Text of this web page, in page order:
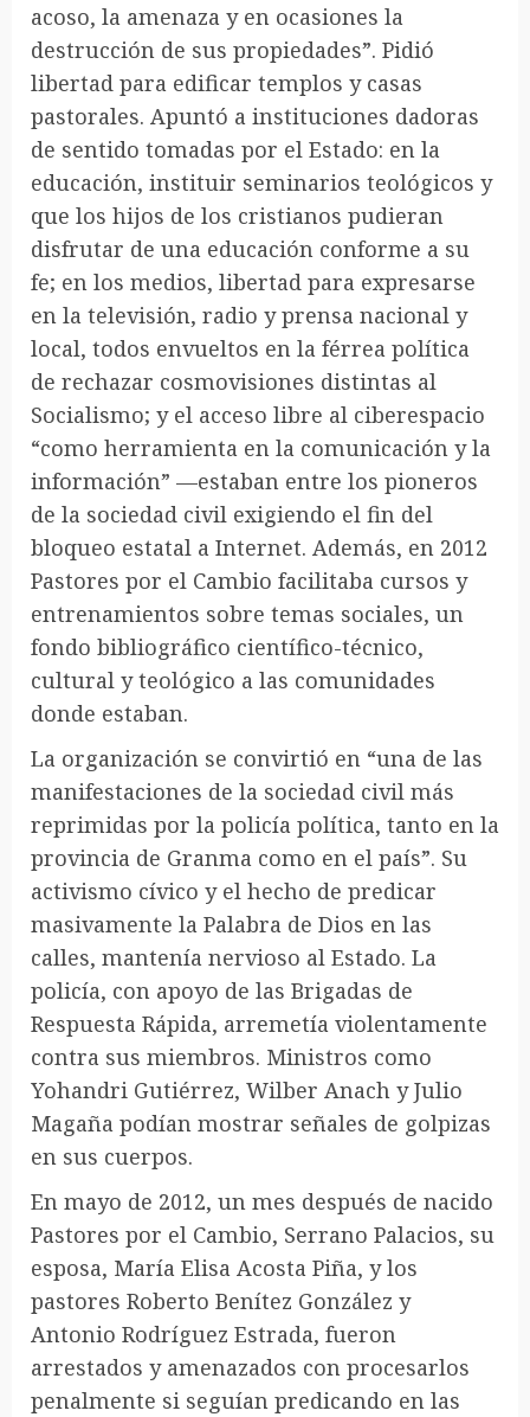
acoso, la amenaza y en ocasiones la
destrucción de sus propiedades”. Pidió
libertad para edificar templos y casas
pastorales. Apuntó a instituciones dadoras
de sentido tomadas por el Estado: en la
educación, instituir seminarios teológicos y
que los hijos de los cristianos pudieran
disfrutar de una educación conforme a su
fe; en los medios, libertad para expresarse
en la televisión, radio y prensa nacional y
local, todos envueltos en la férrea política
de rechazar cosmovisiones distintas al
Socialismo; y el acceso libre al ciberespacio
“como herramienta en la comunicación y la
información” —estaban entre los pioneros
de la sociedad civil exigiendo el fin del
bloqueo estatal a Internet. Además, en 2012
Pastores por el Cambio facilitaba cursos y
entrenamientos sobre temas sociales, un
fondo bibliográfico científico-técnico,
cultural y teológico a las comunidades
donde estaban.
La organización se convirtió en “una de las
manifestaciones de la sociedad civil más
reprimidas por la policía política, tanto en la
provincia de Granma como en el país”. Su
activismo cívico y el hecho de predicar
masivamente la Palabra de Dios en las
calles, mantenía nervioso al Estado. La
policía, con apoyo de las Brigadas de
Respuesta Rápida, arremetía violentamente
contra sus miembros. Ministros como
Yohandri Gutiérrez, Wilber Anach y Julio
Magaña podían mostrar señales de golpizas
en sus cuerpos.
En mayo de 2012, un mes después de nacido
Pastores por el Cambio, Serrano Palacios, su
esposa, María Elisa Acosta Piña, y los
pastores Roberto Benítez González y
Antonio Rodríguez Estrada, fueron
arrestados y amenazados con procesarlos
penalmente si seguían predicando en las